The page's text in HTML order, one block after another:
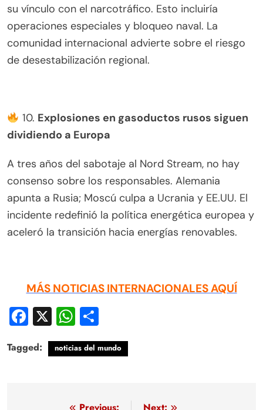
su vínculo con el narcotráfico. Esto incluiría
operaciones especiales y bloqueo naval. La
comunidad internacional advierte sobre el riesgo
de desestabilización regional.
10. Explosiones en gasoductos rusos siguen
dividiendo a Europa
A tres años del sabotaje al Nord Stream, no hay
consenso sobre los responsables. Alemania
apunta a Rusia; Moscú culpa a Ucrania y EE.UU. El
incidente redefinió la política energética europea y
aceleró la transición hacia energías renovables.
MÁS NOTICIAS INTERNACIONALES AQUÍ
Facebook
X WhatsApp
Tagged: noticias del mundo